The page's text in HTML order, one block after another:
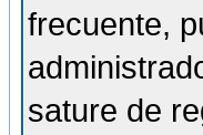
frecuente,
sature de